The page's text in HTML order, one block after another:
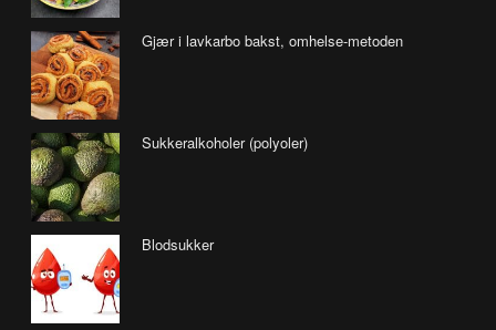
Gjær i lavkarbo bakst, omhelse-metoden
Sukkeralkoholer (polyoler)
Blodsukker